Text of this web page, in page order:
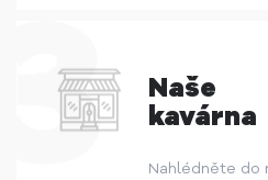
Naše
kavárna
Nahlédněte do